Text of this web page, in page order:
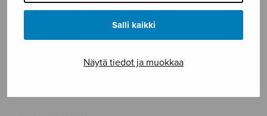
Salli kaikki
Näytä tiedot ja muokkaa
Sulasol nuottikauppa
Myymälä avoinna